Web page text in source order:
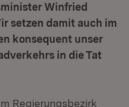
Winfried
setzen damit auch im
konsequent unser
in die Tat
Regierungsbezirk